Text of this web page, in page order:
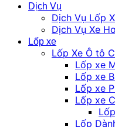
Dịch Vụ
Dịch Vụ Lốp
Dịch Vụ Xe
Lốp xe
Lốp Xe Ô tô
Lốp xe
Lốp xe
Lốp xe
Lốp xe
Lốp